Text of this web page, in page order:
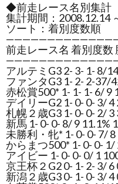
◆前走レース名別集計
集計期間：2008.12.14
ソート：着別度数順
前走レース名 着別度数
アルテミG3 2- 3- 1- 8/
ファンタG3 1- 2- 2-37/
赤松賞500* 1- 1- 1- 6/ 9
デイリーG2 1- 0- 0- 3/ 4
札幌２歳G3 1- 0- 0- 2/ 3
新馬 1- 0- 0- 8/ 9 11.1%
未勝利・牝* 1- 0- 0- 7/
からまつ500* 1- 0- 0- 1/
アイビー 1- 0- 0- 0/ 1
京王杯２G2 0- 1- 2- 3/ 6
新潟２歳G3 0- 1- 0- 3/ 4